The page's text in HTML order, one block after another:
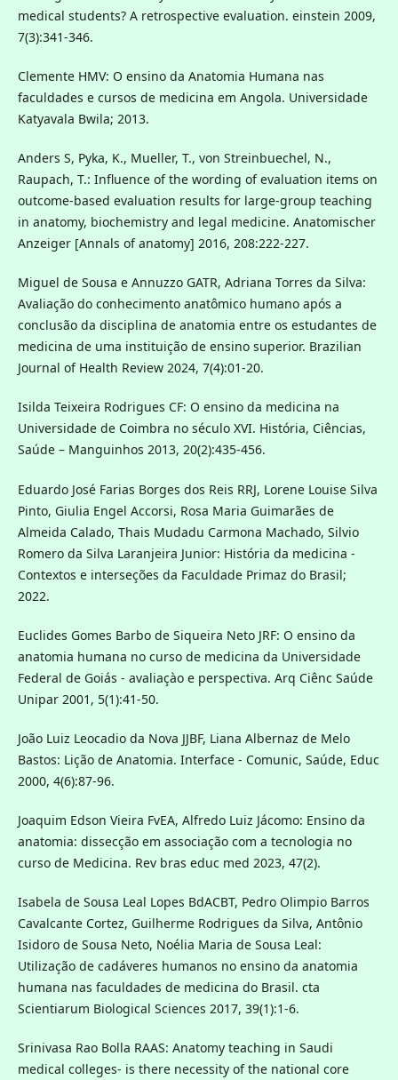
medical students? A retrospective evaluation. einstein 2009,
7(3):341-346.
Clemente HMV: O ensino da Anatomia Humana nas
faculdades e cursos de medicina em Angola. Universidade
Katyavala Bwila; 2013.
Anders S, Pyka, K., Mueller, T., von Streinbuechel, N.,
Raupach, T.: Influence of the wording of evaluation items on
outcome-based evaluation results for large-group teaching
in anatomy, biochemistry and legal medicine. Anatomischer
Anzeiger [Annals of anatomy] 2016, 208:222‐227.
Miguel de Sousa e Annuzzo GATR, Adriana Torres da Silva:
Avaliação do conhecimento anatômico humano após a
conclusão da disciplina de anatomia entre os estudantes de
medicina de uma instituição de ensino superior. Brazilian
Journal of Health Review 2024, 7(4):01-20.
Isilda Teixeira Rodrigues CF: O ensino da medicina na
Universidade de Coimbra no século XVI. História, Ciências,
Saúde – Manguinhos 2013, 20(2):435-456.
Eduardo José Farias Borges dos Reis RRJ, Lorene Louise Silva
Pinto, Giulia Engel Accorsi, Rosa Maria Guimarães de
Almeida Calado, Thais Mudadu Carmona Machado, Silvio
Romero da Silva Laranjeira Junior: História da medicina -
Contextos e interseções da Faculdade Primaz do Brasil;
2022.
Euclides Gomes Barbo de Siqueira Neto JRF: O ensino da
anatomia humana no curso de medicina da Universidade
Federal de Goiás - avaliaçào e perspectiva. Arq Ciênc Saúde
Unipar 2001, 5(1):41-50.
João Luiz Leocadio da Nova JJBF, Liana Albernaz de Melo
Bastos: Lição de Anatomia. Interface - Comunic, Saúde, Educ
2000, 4(6):87-96.
Joaquim Edson Vieira FvEA, Alfredo Luiz Jácomo: Ensino da
anatomia: dissecção em associação com a tecnologia no
curso de Medicina. Rev bras educ med 2023, 47(2).
Isabela de Sousa Leal Lopes BdACBT, Pedro Olimpio Barros
Cavalcante Cortez, Guilherme Rodrigues da Silva, Antônio
Isidoro de Sousa Neto, Noélia Maria de Sousa Leal:
Utilização de cadáveres humanos no ensino da anatomia
humana nas faculdades de medicina do Brasil. cta
Scientiarum Biological Sciences 2017, 39(1):1-6.
Srinivasa Rao Bolla RAAS: Anatomy teaching in Saudi
medical colleges- is there necessity of the national core